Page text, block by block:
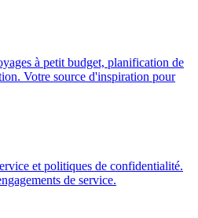
à petit budget, planification de
Votre source d'inspiration pour
et politiques de confidentialité.
de service.